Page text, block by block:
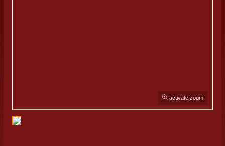
activate zoom